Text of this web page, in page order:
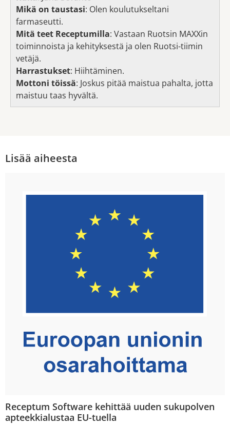
Mikä on taustasi: Olen koulutukseltani
farmaseutti.
Mitä teet Receptumilla: Vastaan Ruotsin MAXXin
toiminnoista ja kehityksestä ja olen Ruotsi-tiimin
vetäjä.
Harrastukset: Hiihtäminen.
Mottoni töissä: Joskus pitää maistua pahalta, jotta
maistuu taas hyvältä.
Lisää aiheesta
Receptum Software kehittää uuden sukupolven
apteekkialustaa EU-tuella